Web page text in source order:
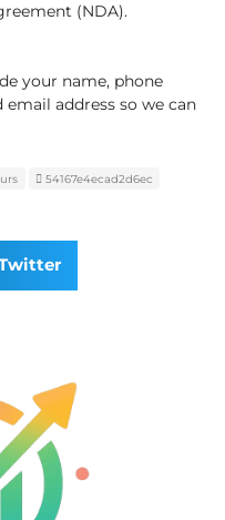
(NDA).
your name, phone
address so we can
54167e4ecad2d6ec